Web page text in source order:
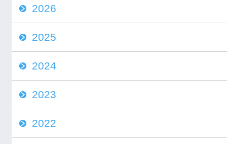
2026
2025
2024
2023
2022